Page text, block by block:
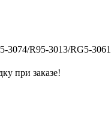
3074/R95-3013/RG5-
при заказе!